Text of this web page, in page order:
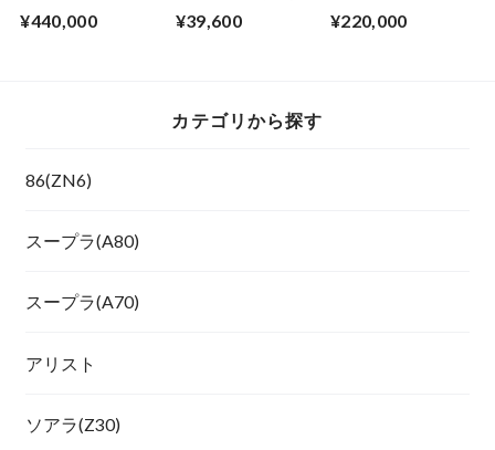
Suspension kit
¥440,000
パスキット
¥39,600
kit for R32 GT-R
¥220,000
カテゴリから探す
86(ZN6)
スープラ(A80)
スープラ(A70)
アリスト
ソアラ(Z30)